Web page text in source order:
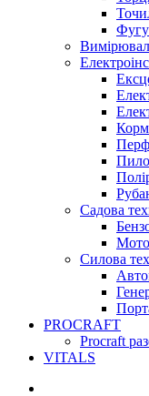
Садова
Силова
PROCRAFT
Procraft
VITALS